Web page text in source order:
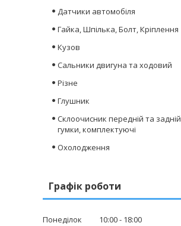
Датчики автомобіля
Гайка, Шпілька, Болт, Кріплення
Кузов
Сальники двигуна та ходовий
Різне
Глушник
Склоочисник передній та
гумки, комплектуючі
Охолодження
Графік роботи
Понеділок 10:00
18:00